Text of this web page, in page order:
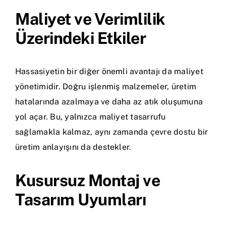
Maliyet ve Verimlilik
Üzerindeki Etkiler
Hassasiyetin bir diğer önemli avantajı da maliyet
yönetimidir. Doğru işlenmiş malzemeler, üretim
hatalarında azalmaya ve daha az atık oluşumuna
yol açar. Bu, yalnızca maliyet tasarrufu
sağlamakla kalmaz, aynı zamanda çevre dostu bir
üretim anlayışını da destekler.
Kusursuz Montaj ve
Tasarım Uyumları